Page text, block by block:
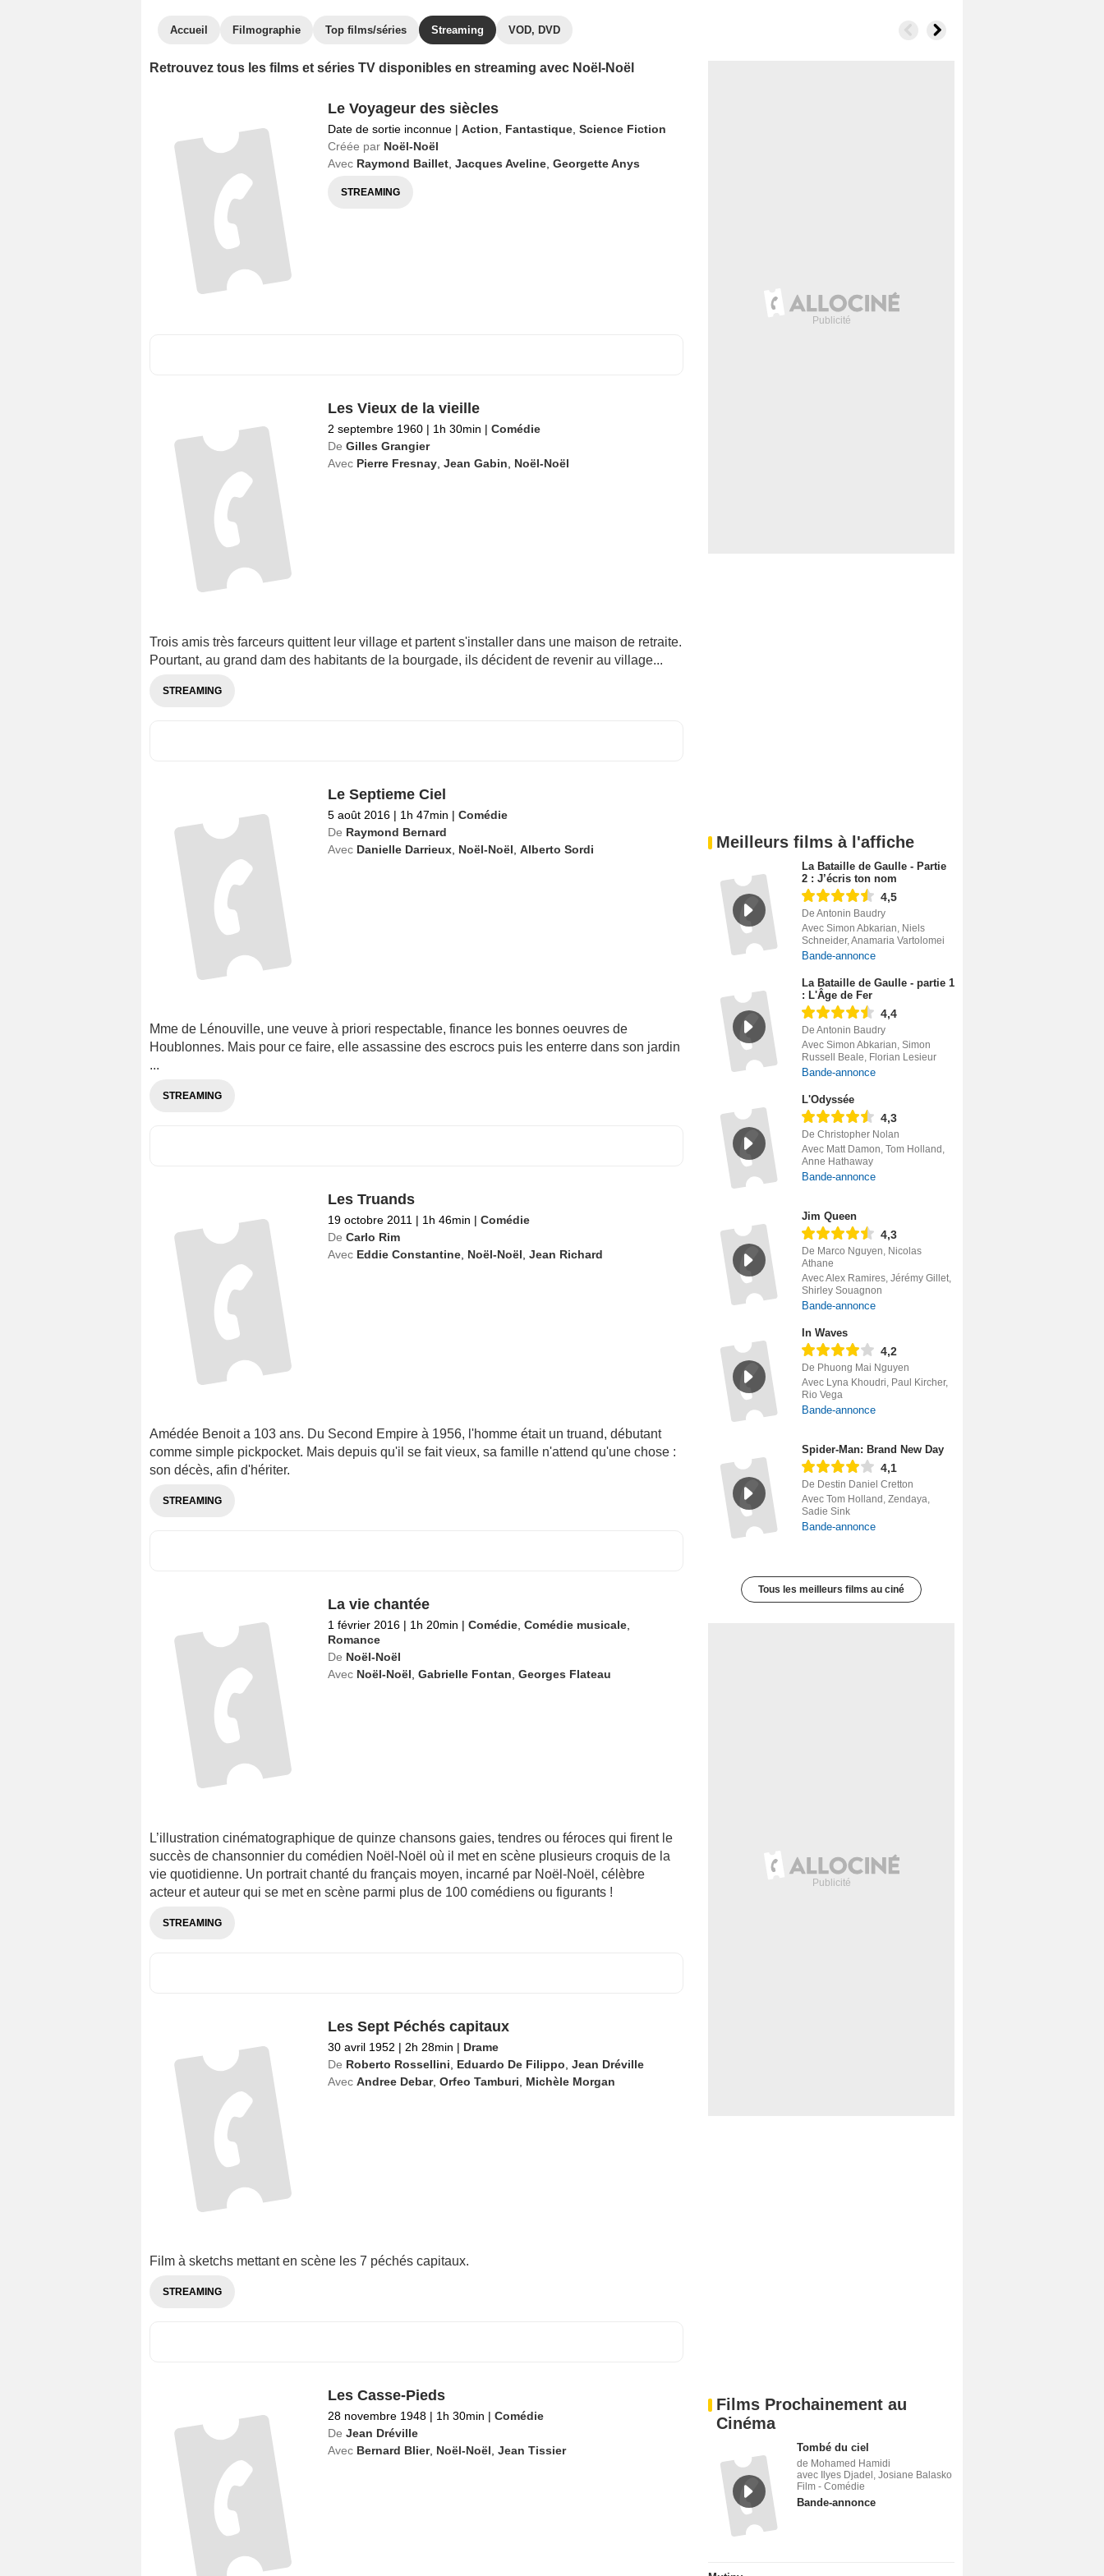
Accueil Filmographie Top films/séries Streaming VOD, DVD
Retrouvez tous les films et séries TV disponibles en streaming avec Noël-Noël
Le Voyageur des siècles
Date de sortie inconnue | Action Fantastique, Science Fiction
Créée par Noël-Noël
Avec Raymond Baillet, Jacques Aveline, Georgette Anys
STREAMING
Les Vieux de la vieille
2 septembre 1960 | 1h 30min | Comédie
De Gilles Grangier
Avec Pierre Fresnay, Jean Gabin, Noël-Noël
Trois amis très farceurs quittent leur village et partent s'installer dans une maison de retraite.
Pourtant, au grand dam des habitants de la bourgade, ils décident de revenir au village...
STREAMING
Le Septieme Ciel
5 août 2016 | 1h 47min | Comédie
De Raymond Bernard
Avec Danielle Darrieux, Noël-Noël, Alberto Sordi
Mme de Lénouville, une veuve à priori respectable, finance les bonnes oeuvres de
Houblonnes. Mais pour ce faire, elle assassine des escrocs puis les enterre dans son jardin
...
Les Truands
19 octobre 2011 | 1h 46min | Comédie
De Carlo Rim
Avec Eddie Constantine, Noël-Noël, Jean Richard
Amédée Benoit a 103 ans. Du Second Empire à 1956, l'homme était un truand, débutant
comme simple pickpocket. Mais depuis qu'il se fait vieux, sa famille n'attend qu'une chose :
son décès, afin d'hériter.
STREAMING
La vie chantée
1 février 2016 | 1h 20min | Comédie, Comédie musicale,
Romance
De Noël-Noël
Avec Noël-Noël, Gabrielle Fontan, Georges Flateau
L’illustration cinématographique de quinze chansons gaies, tendres ou féroces qui firent le
succès de chansonnier du comédien Noël-Noël où il met en scène plusieurs croquis de la
vie quotidienne. Un portrait chanté du français moyen, incarné par Noël-Noël, célèbre
acteur et auteur qui se met en scène parmi plus de 100 comédiens ou figurants !
Les Sept Péchés capitaux
30 avril 1952 |2h 28min | Drame
De
Roberto Rossellini ,Eduardo De Filippo
Jean Dréville
Film à sketchs mettant en scène les 7 péchés capitaux.
28 novembre 1948
De
Jean Dréville
Meilleurs films à l'affiche
La Bataille de Gaulle - Partie
2 : J’écris ton nom
4,5
De Antonin Baudry
Avec Simon Abkarian, Niels
Schneider, Anamaria Vartolomei
Bande-annonce
La Bataille de Gaulle - partie 1
: L'Âge de Fer
4,4
De Antonin Baudry
Avec Simon Abkarian, Simon
Russell Beale, Florian Lesieur
Bande-annonce
L'Odyssée
4,3
De Christopher Nolan
Avec Matt Damon, Tom Holland,
Anne Hathaway
Bande-annonce
Jim Queen
4,3
De Marco Nguyen, Nicolas
Athane
Avec Alex Ramires, Jérémy Gillet,
Shirley Souagnon
Bande-annonce
In Waves
4,2
De Phuong Mai Nguyen
Avec Lyna Khoudri, Paul Kircher,
Rio Vega
Bande-annonce
Spider-Man: Brand New Day
4,1
De Destin Daniel Cretton
Avec Tom Holland, Zendaya,
Sadie Sink
Bande-annonce
Tous les meilleurs films au ciné
Films Prochainement au
Cinéma
Tombé du ciel
de Mohamed Hamidi
avec Ilyes Djadel, Josiane Balasko
Film - Comédie
Bande-annonce